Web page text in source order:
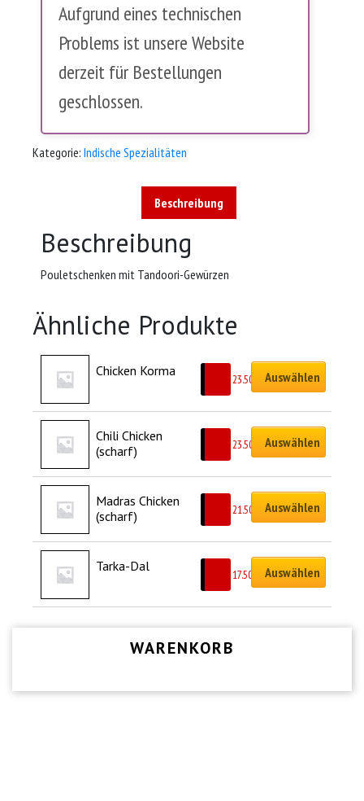
Aufgrund eines technischen
Problems ist unsere Website
derzeit für Bestellungen
geschlossen.
Kategorie: Indische Spezialitäten
Beschreibung
Beschreibung
Pouletschenken mit Tandoori-Gewürzen
Ähnliche Produkte
Chicken Korma
23.50 Auswählen
Chili Chicken
(scharf)
23.50 Auswählen
Madras Chicken
(scharf)
21.50 Auswählen
Tarka-Dal
17.50 Auswählen
WARENKORB